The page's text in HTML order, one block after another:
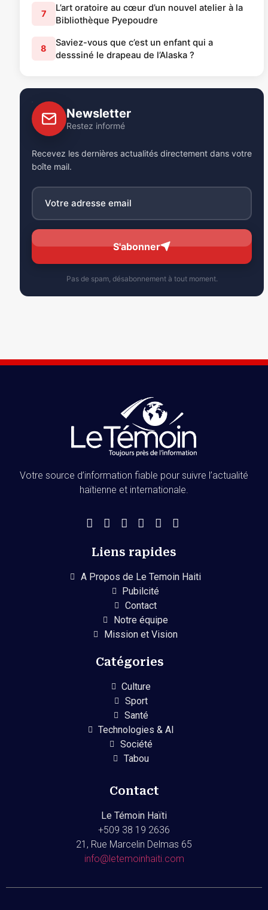
7
L’art oratoire au cœur d’un nouvel atelier à la
Bibliothèque Pyepoudre
8
Saviez-vous que c’est un enfant qui a
desssiné le drapeau de l’Alaska ?
Newsletter
Restez informé
Recevez les dernières actualités directement dans votre
boîte mail.
S'abonner
Pas de spam, désabonnement à tout moment.
Votre source d’information fiable pour suivre l’actualité
haïtienne et internationale.
Liens rapides
A Propos de Le Temoin Haiti
Pubilcité
Contact
Notre équipe
Mission et Vision
Catégories
Culture
Sport
Santé
Technologies & AI
Société
Tabou
Contact
Le Témoin Haïti
+509 38 19 2636
21, Rue Marcelin Delmas 65
info@letemoinhaiti.com